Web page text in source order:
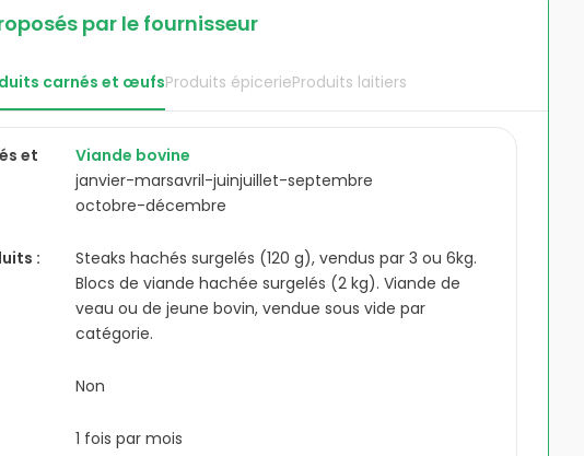
par le fournisseur
carnés et œufsProduits épicerieProduits laitiers
et
Viande bovine
janvier-marsavril-juinjuillet-septembre
octobre-décembre
:
Steaks hachés surgelés (120 g), vendus par 3 ou 6kg.
Blocs de viande hachée surgelés (2 kg). Viande de
veau ou de jeune bovin, vendue sous vide par
catégorie.
Non
1 fois par mois